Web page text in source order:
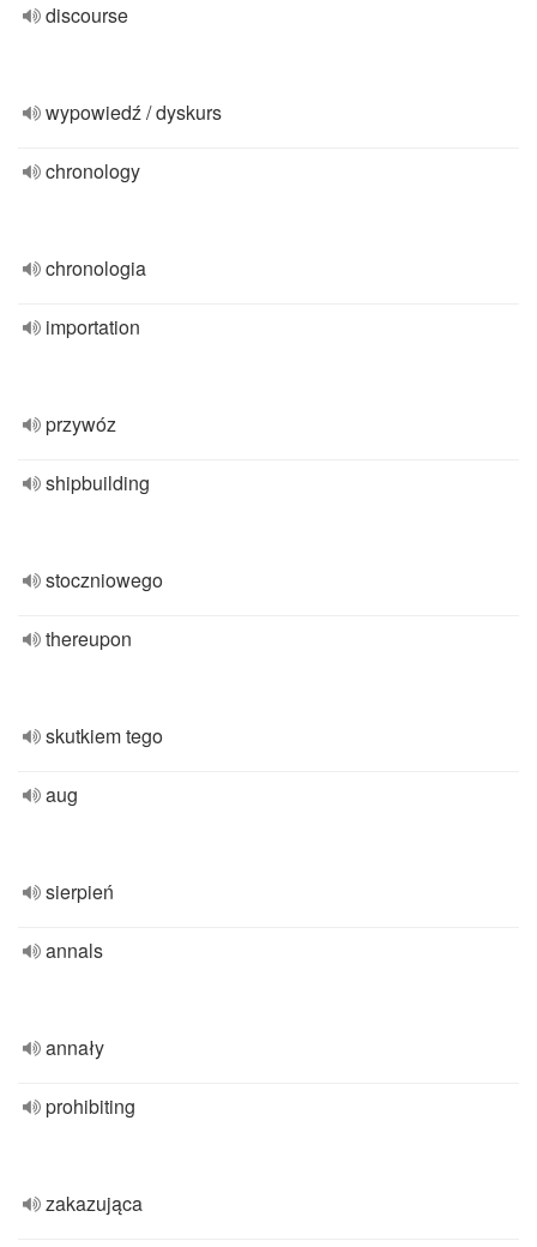
discourse
wypowiedź / dyskurs
chronology
chronologia
importation
przywóz
shipbuilding
stoczniowego
thereupon
skutkiem tego
aug
sierpień
annals
annały
prohibiting
zakazująca